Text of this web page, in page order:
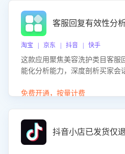
客服回复有效性分
淘宝 | 京东 | 抖音 | 快手
这款应用聚焦美容洗护类目客服
能化分析能力，深度剖析买家会
答的有效性与完整性，输出针对
免费开通，按量计费